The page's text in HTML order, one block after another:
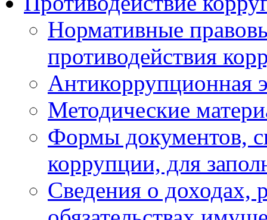
Нормативные
противодействия
Антикоррупционная
Методические
Формы документов,
коррупции, для
Сведения о доходах,